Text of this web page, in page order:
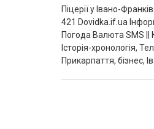
Піцерії у Івано-
421 Dovidka.if.ua
Погода Валюта SMS ||
Історія-хронологія,
Прикарпаття, бізнес,